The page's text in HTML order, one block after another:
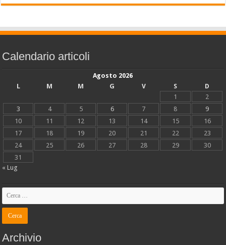
Calendario articoli
Agosto 2026
L
M M G V S
D
1
2
3
4 5 6 7 8
9
10
11 12 13 14 15
16
17
18 19 20 21 22
23
24
25 26 27 28 29
30
31
« Lug
Archivio